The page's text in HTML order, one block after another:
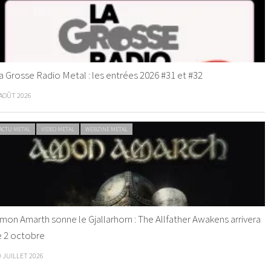
Grosse Radio Metal : les entrées 2026 #31 et #32
2026
METAL VIDEO METAL WEBZINE METAL
Amarth sonne le Gjallarhorn : The Allfather Awakens arrivera
2 octobre
JUILLET 2026